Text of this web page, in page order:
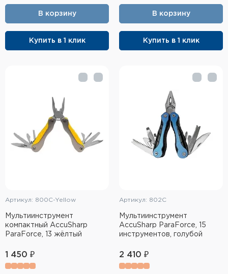
В корзину
Купить в 1 клик
В корзину
Купить в 1 клик
Артикул: 800C-Yellow
Мультиинструмент
компактный AccuSharp
ParaForce, 13 жёлтый
1 450 ₽
Артикул: 802C
Мультиинструмент
AccuSharp ParaForce, 15
инструментов, голубой
2 410 ₽